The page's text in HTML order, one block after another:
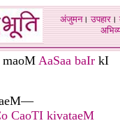
अंजुमन।उपहार।
AaSaa baIr kI
CaoTI kivataeM